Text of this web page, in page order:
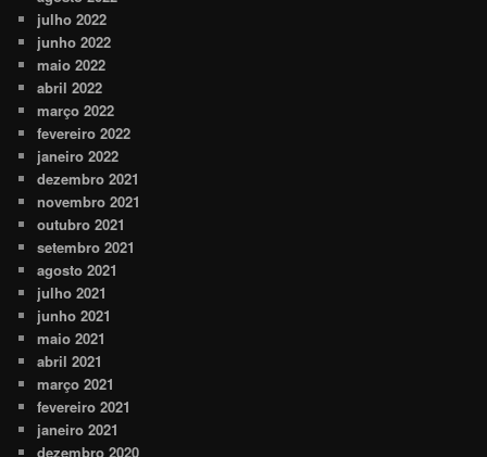
julho 2022
junho 2022
maio 2022
abril 2022
março 2022
fevereiro 2022
janeiro 2022
dezembro 2021
novembro 2021
outubro 2021
setembro 2021
agosto 2021
julho 2021
junho 2021
maio 2021
abril 2021
março 2021
fevereiro 2021
janeiro 2021
dezembro 2020